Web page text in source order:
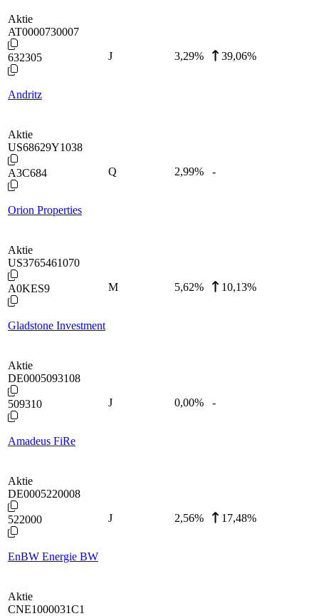
Aktie
AT0000730007
632305
Andritz
J 3,29% 39,06%
Aktie
US68629Y1038
A3C684
Orion Properties
Q 2,99% -
Aktie
US3765461070
A0KES9
Gladstone Investment
M 5,62% 10,13%
Aktie
DE0005093108
509310
Amadeus FiRe
J 0,00% -
Aktie
DE0005220008
522000
EnBW Energie BW
J 2,56% 17,48%
Aktie
CNE1000031C1